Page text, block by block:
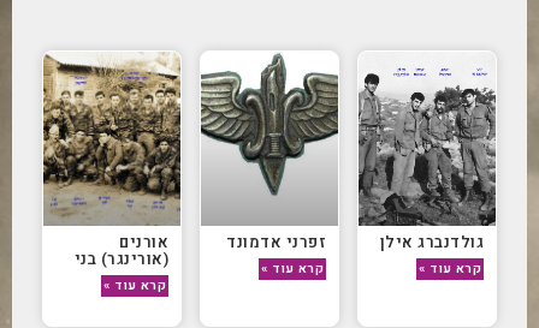
גולדנברג אילן
קרא עוד »
זפרני אדמונד
קרא עוד »
אורנים
(אורינגר) בני
קרא עוד »